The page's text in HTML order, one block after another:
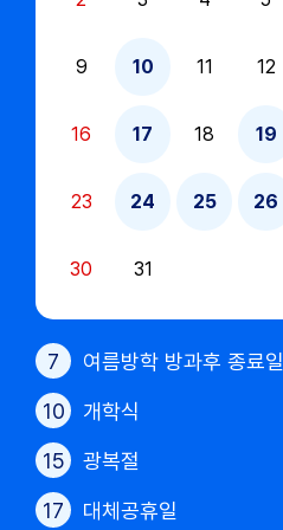
9 10 11 12
16 17 18 19
23 24 25 26
30 31
7
여름방학 방과후 종료일
10
개학식
15
광복절
17
대체공휴일